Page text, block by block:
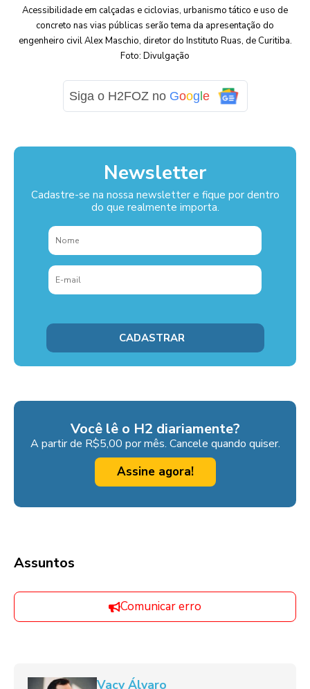
Acessibilidade em calçadas e ciclovias, urbanismo tático e uso de
concreto nas vias públicas serão tema da apresentação do
engenheiro civil Alex Maschio, diretor do Instituto Ruas, de Curitiba.
Foto: Divulgação
Siga o H2FOZ no Google
Newsletter
Cadastre-se na nossa newsletter e fique por dentro
do que realmente importa.
Você lê o H2 diariamente?
A partir de R$5,00 por mês. Cancele quando quiser.
Assine agora!
Assuntos
Comunicar erro
Vacy Álvaro